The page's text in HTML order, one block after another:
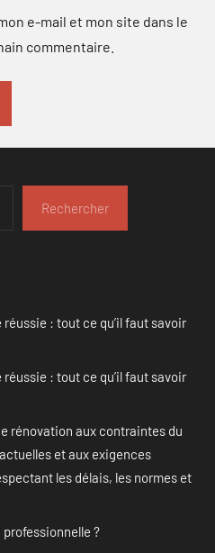
e-mail et mon site dans le
commentaire.
Rechercher
: tout ce qu’il faut savoir
: tout ce qu’il faut savoir
rénovation aux contraintes du
et aux exigences
les délais, les normes et
?